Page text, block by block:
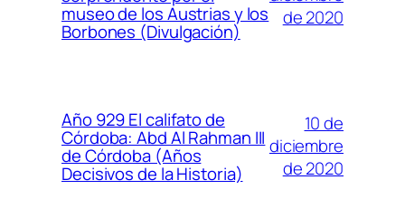
museo de los Austrias y los
Borbones (Divulgación)
de 2020
Año 929 El califato de
Córdoba: Abd Al Rahman III
de Córdoba (Años
Decisivos de la Historia)
10 de
diciembre
de 2020